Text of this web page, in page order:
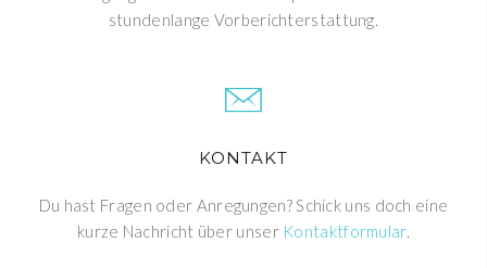
stundenlange Vorberichterstattung.
KONTAKT
Du hast Fragen oder Anregungen? Schick uns doch eine
kurze Nachricht über unser Kontaktformular.